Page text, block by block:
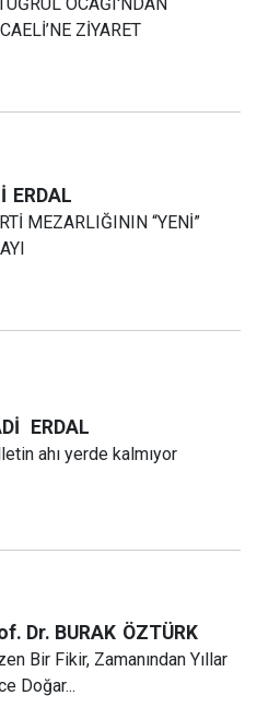
ZİYARET
ERDAL
MEZARLIĞININ “YENİ”
ERDAL
ahı yerde kalmıyor
Dr. BURAK ÖZTÜRK
Bir Fikir, Zamanından Yıllar
Doğar...